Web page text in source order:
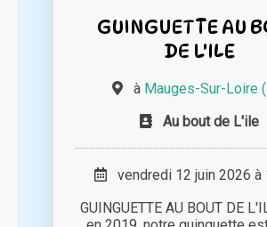
GUINGUETTE AU
DE L'ILE
à Mauges-Sur-Loire
Au bout de L'ile
vendredi 12 juin 2026 à
GUINGUETTE AU BOUT DE